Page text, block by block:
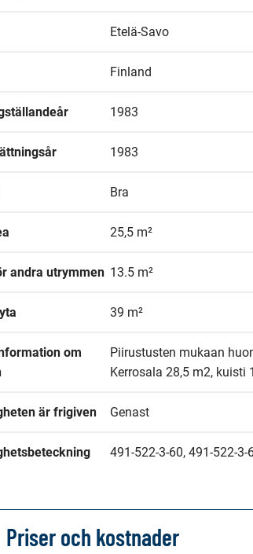
Etelä-Savo
Finland
1983
1983
Bra
25,5 m²
andra utrymmen 13.5 m²
39 m²
om
Piirustusten mukaan
Kerrosala 28,5 m2, kuisti
är frigiven Genast
491-522-3-60, 491-522-3-
Priser och kostnader